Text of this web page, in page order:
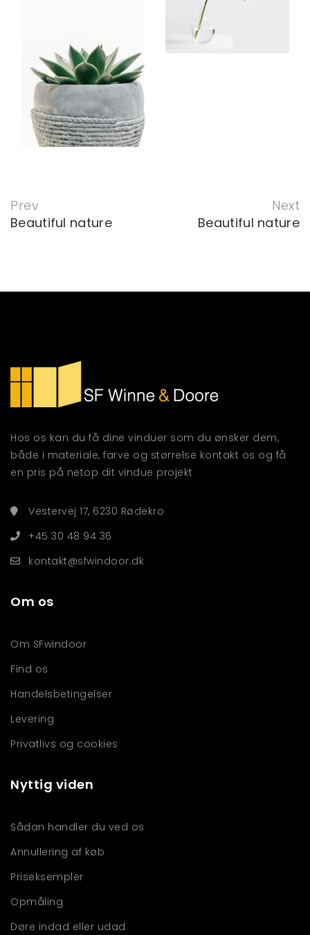
Prev
Beautiful nature
Next
Beautiful nature
Hos os kan du få dine vinduer som du ønsker dem,
både i materiale, farve og størrelse kontakt os og få
en pris på netop dit vindue projekt
Vestervej 17, 6230 Rødekro
+45 30 48 94 36
kontakt@sfwindoor.dk
Om os
Om SFwindoor
Find os
Handelsbetingelser
Levering
Privatlivs og cookies
Nyttig viden
Sådan handler du ved os
Annullering af køb
Priseksempler
Opmåling
Døre indad eller udad